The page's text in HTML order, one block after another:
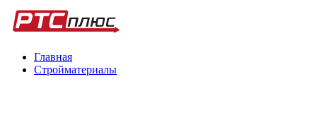
Главная
Стройматериалы